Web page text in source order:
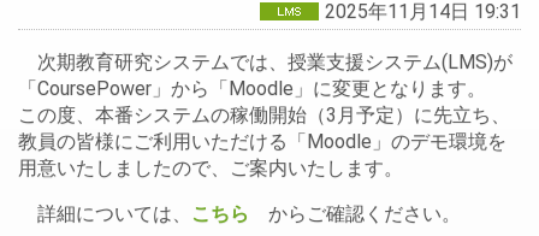
2025年11月14日 19:31
次期教育研究システムでは、授業支援システム(LMS)が
「CoursePower」から「Moodle」に変更となります。
この度、本番システムの稼働開始（3月予定）に先立ち、
教員の皆様にご利用いただける「Moodle」のデモ環境を
用意いたしましたので、ご案内いたします。
詳細については、
こちら からご確認ください。